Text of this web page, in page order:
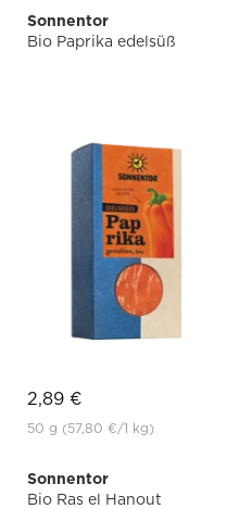
Sonnentor
Bio Paprika edelsüß
2,89 €
50 g (57,80 €/1 kg)
Sonnentor
Bio Ras el Hanout